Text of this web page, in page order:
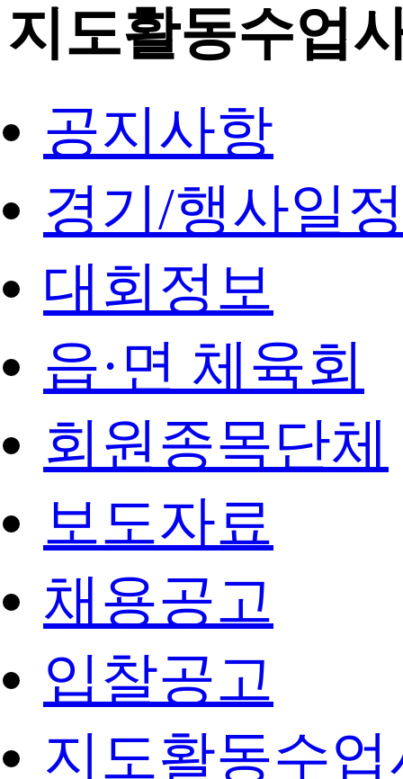
지도활동수업
공지사항
경기/행사일
대회정보
읍·면 체육회
회원종목단체
보도자료
채용공고
입찰공고
지도활동수